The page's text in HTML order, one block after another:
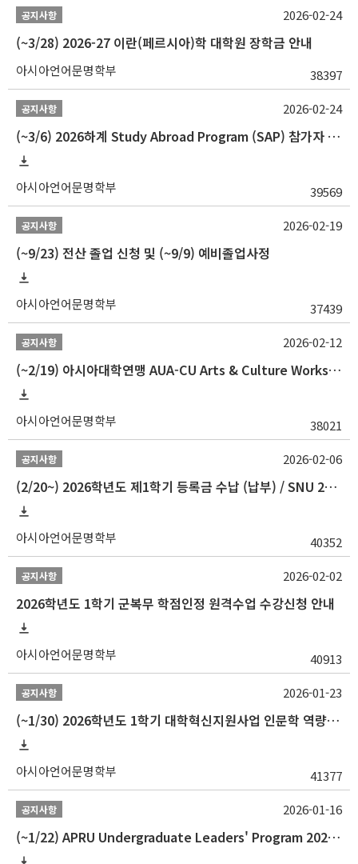
공지사항
(~3/28) 2026-27 이란(페르시아)학 대학원 장학금 안내
아시아언어문명학부 38397
2026-02-24
공지사항
(~3/6) 2026하계 Study Abroad Program (SAP) 참가자 모집 안내
아시아언어문명학부 39569
2026-02-24
공지사항
(~9/23) 전산 졸업 신청 및 (~9/9) 예비졸업사정
아시아언어문명학부 37439
2026-02-19
공지사항
(~2/19) 아시아대학연맹 AUA-CU Arts & Culture Workshop Camp 2026 참가자 선발 안내
아시아언어문명학부 38021
2026-02-12
공지사항
(2/20~) 2026학년도 제1학기 등록금 수납 (납부) / SNU 26-1 Tuition fee payment notice
아시아언어문명학부 40352
2026-02-06
공지사항
2026학년도 1학기 군복무 학점인정 원격수업 수강신청 안내
아시아언어문명학부 40913
2026-02-02
공지사항
(~1/30) 2026학년도 1학기 대학혁신지원사업 인문학 역량강화 학업지원금 지원 선발 안내(학·석·박사)
아시아언어문명학부 41377
2026-01-23
공지사항
(~1/22) APRU Undergraduate Leaders' Program 2026 프로그램 참가자 모집
2026-01-16